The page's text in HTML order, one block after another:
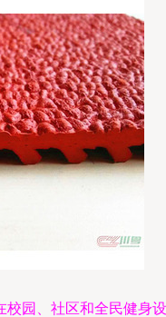
校园、社区和全民健身设